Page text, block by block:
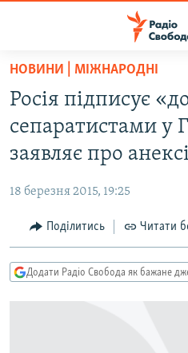
Перейти
основного
матеріалу
Перейти
до
основної
навігації
Перейти
до
пошуку
ВСЕ ЗА ДОБУ
СТАТТІ
ЕКОНОМІКА
СУСПІЛЬСТВО
РОСІЙСЬКА «ФІЛЬТРАЦІЯ»
ДОНБАС.РЕАЛІЇ
ТИ ЯК?
НОВИНИ | МІЖНАРОДНІ
Росія підписує
сепаратистами у
заявляє про
18 березня 2015, 19:25
Поділитись Читати
Додати Радіо Свобода як бажане